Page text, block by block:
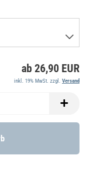
ab 26,90 EUR
inkl. 19% MwSt. zzgl. Versand